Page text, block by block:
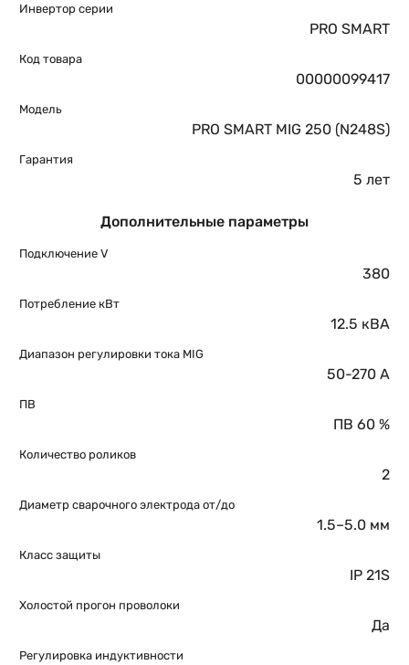
Инвертор серии
PRO SMART
Код товара
00000099417
Модель
PRO SMART MIG 250 (N248S)
Гарантия
5 лет
Дополнительные параметры
Подключение V
380
Потребление кВт
12.5 кВА
Диапазон регулировки тока MIG
50-270 A
ПВ
ПВ 60 %
Количество роликов
2
Диаметр сварочного электрода от/до
1.5–5.0 мм
Класс защиты
IP 21S
Холостой прогон проволоки
Да
Регулировка индуктивности